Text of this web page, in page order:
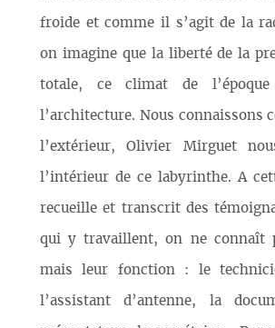
froide et comme il s’agit de la
on imagine que la liberté de la
totale, ce climat de
l’architecture. Nous connaissons
l’extérieur, Olivier Mirguet
l’intérieur de ce labyrinthe. A
recueille et transcrit des
qui y travaillent, on ne connaît
mais leur fonction : le
l’assistant d’antenne, la